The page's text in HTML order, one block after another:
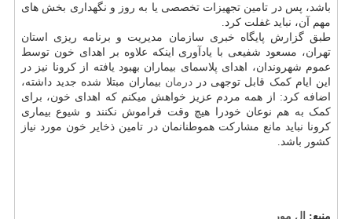
باشد، پس در تامین تجهیزات تخصصی یا به روز و نگهداری بخش های
مهم آن، نباید غفلت کرد.
طبق گزارش پایگاه خبری سازمان مدیریت و برنامه ریزی استان
تهران، مسعود شفیعی با یادآوری اینکه علاوه بر اهدای خون توسط
عموم شهروندان، اهدای پلاسمای بیماران بهبود یافته از کرونا نیز در
این ایام کمک قابل توجهی دردرمان بیماران مبتلا شده جدید داشته،
اضافه کرد: از همه مردم عزیز خواهش میکنم که اهدای خون، برای
کمک به هم نوعان خودرا هیچ وقت فراموش نکنند و شیوع بیماری
کرونا نباید مانع مشارکت هموطنانمان در تامین ذخایر خون مورد نیاز
کشور باشد.
منبع: ال مور